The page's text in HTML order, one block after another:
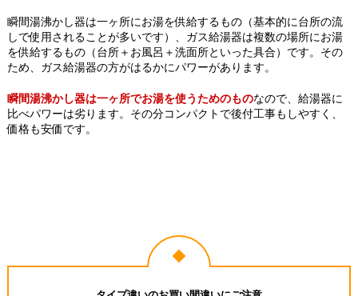
瞬間湯沸かし器は一ヶ所にお湯を供給するもの（基本的に台所の流
しで使用されることが多いです）、ガス給湯器は複数の場所にお湯
を供給するもの（台所＋お風呂＋洗面所といった具合）です。その
ため、ガス給湯器の方がはるかにパワーがあります。
瞬間湯沸かし器は一ヶ所でお湯を使うためのものなので、給湯器に
比べパワーは劣ります。その分コンパクトで後付工事もしやすく、
価格も安価です。